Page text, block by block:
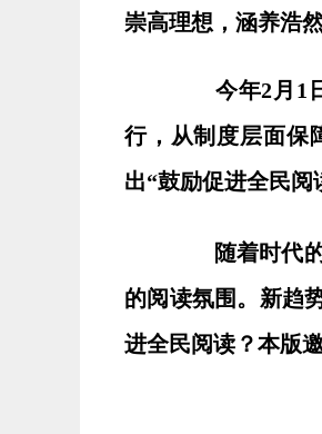
崇高理想，涵养浩然
今年2月1日
行，从制度层面保
出“鼓励促进全民阅
随着时代的
的阅读氛围。新趋
进全民阅读？本版